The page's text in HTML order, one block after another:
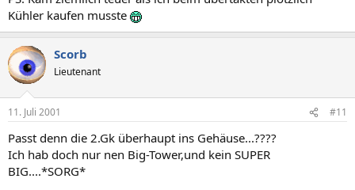
Kühler kaufen musste
Scorb
Lieutenant
11. Juli 2001 #11
Passt denn die 2.Gk überhaupt ins Gehäuse...????
Ich hab doch nur nen Big-Tower,und kein SUPER
BIG....*SORG*